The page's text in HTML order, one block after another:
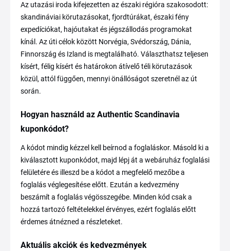
Az utazási iroda kifejezetten az északi régióra szakosodott:
skandináviai körutazásokat, fjordtúrákat, északi fény
expedíciókat, hajóutakat és jégszállodás programokat
kínál. Az úti célok között Norvégia, Svédország, Dánia,
Finnország és Izland is megtalálható. Választhatsz teljesen
kísért, félig kísért és határokon átívelő téli körutazások
közül, attól függően, mennyi önállóságot szeretnél az út
során.
Hogyan használd az Authentic Scandinavia
kuponkódot?
A kódot mindig kézzel kell beírnod a foglaláskor. Másold ki a
kiválasztott kuponkódot, majd lépj át a webáruház foglalási
felületére és illeszd be a kódot a megfelelő mezőbe a
foglalás véglegesítése előtt. Ezután a kedvezmény
beszámít a foglalás végösszegébe. Minden kód csak a
hozzá tartozó feltételekkel érvényes, ezért foglalás előtt
érdemes átnézned a részleteket.
Aktuális akciók és kedvezmények